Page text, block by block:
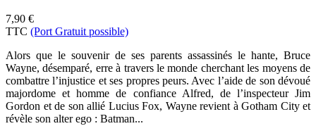
7,90 €
TTC (Port Gratuit possible)
Alors que le souvenir de ses parents assassinés le hante, Bruce
Wayne, désemparé, erre à travers le monde cherchant les moyens de
combattre l’injustice et ses propres peurs. Avec l’aide de son dévoué
majordome et homme de confiance Alfred, de l’inspecteur Jim
Gordon et de son allié Lucius Fox, Wayne revient à Gotham City et
révèle son alter ego : Batman...